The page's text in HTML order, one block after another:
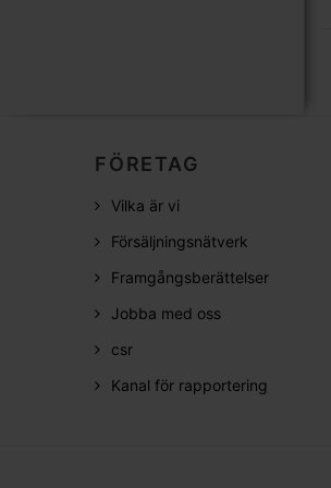
FÖRETAG
Vilka är vi
Försäljningsnätverk
Framgångsberättelser
Jobba med oss
csr
Kanal för rapportering